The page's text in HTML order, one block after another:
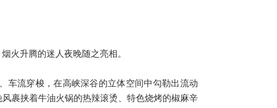
火升腾的迷人夜晚随之亮相。
车流穿梭，在高峡深谷的立体空间中勾勒出流动
裹挟着牛油火锅的热辣滚烫、特色烧烤的椒麻辛